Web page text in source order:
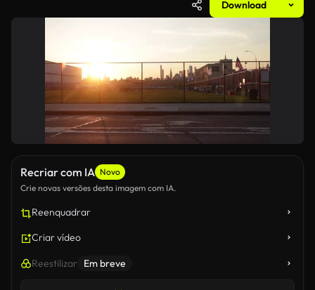
Download
Recriar com IA Novo
Crie novas versões desta imagem com IA.
Reenquadrar
Criar vídeo
Reestilizar Em breve